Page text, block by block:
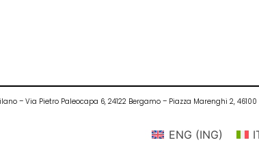
– Via Pietro Paleocapa 6, 24122 Bergamo – Piazza Marenghi 2,
ENG (ING)